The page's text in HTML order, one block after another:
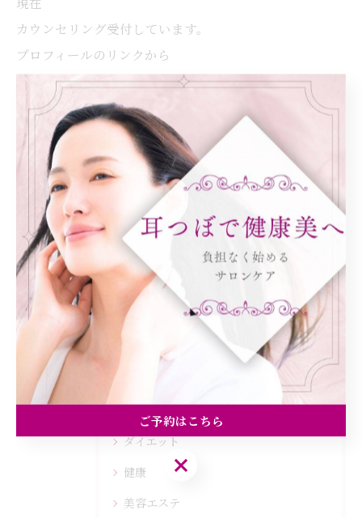
カウンセリング受付しています。
プロフィールのリンクから
ホットペッパーでご予約できます。
📍大阪市都島区
耳つぼダイエットサロンふーみん
< 前のページ 一覧に戻る 次のページ >
カテゴリー Categories
ダイエット
健康
美容エステ
ご予約はこちら
ご予約はこちら